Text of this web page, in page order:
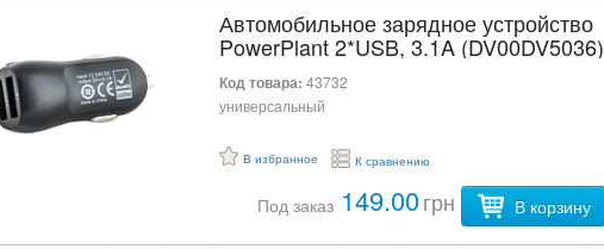
Автомобильное зарядное устройство
PowerPlant 2*USB, 3.1A (DV00DV5036)
U0105920
Код товара: 43732
универсальный
В избранное К сравнению
Под заказ149.00грн В корзину